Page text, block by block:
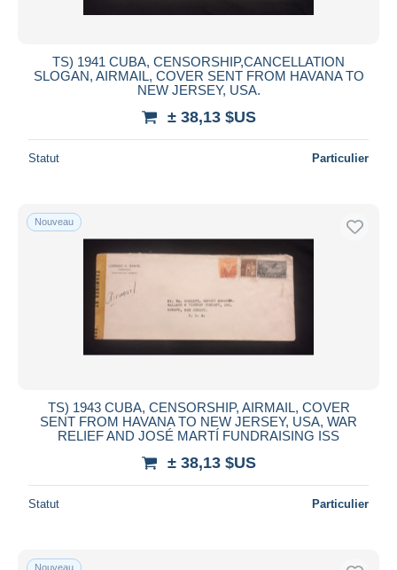
TS) 1941 CUBA, CENSORSHIP,CANCELLATION
SLOGAN, AIRMAIL, COVER SENT FROM HAVANA TO
NEW JERSEY, USA.
± 38,13 $US
Statut Particulier
Nouveau
TS) 1943 CUBA, CENSORSHIP, AIRMAIL, COVER
SENT FROM HAVANA TO NEW JERSEY, USA, WAR
RELIEF AND JOSÉ MARTÍ FUNDRAISING ISS
± 38,13 $US
Statut Particulier
Nouveau